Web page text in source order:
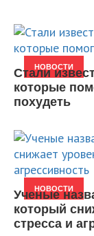
НОВОСТИ
Стали
которые
похудеть
НОВОСТИ
Ученые
который
стресса и